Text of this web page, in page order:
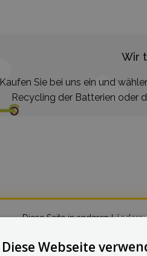
Wir
Kaufen Sie bei uns ein und
Recycling der Batterien oder
Diese Seite in anderen Ländern:
Diese Webseite